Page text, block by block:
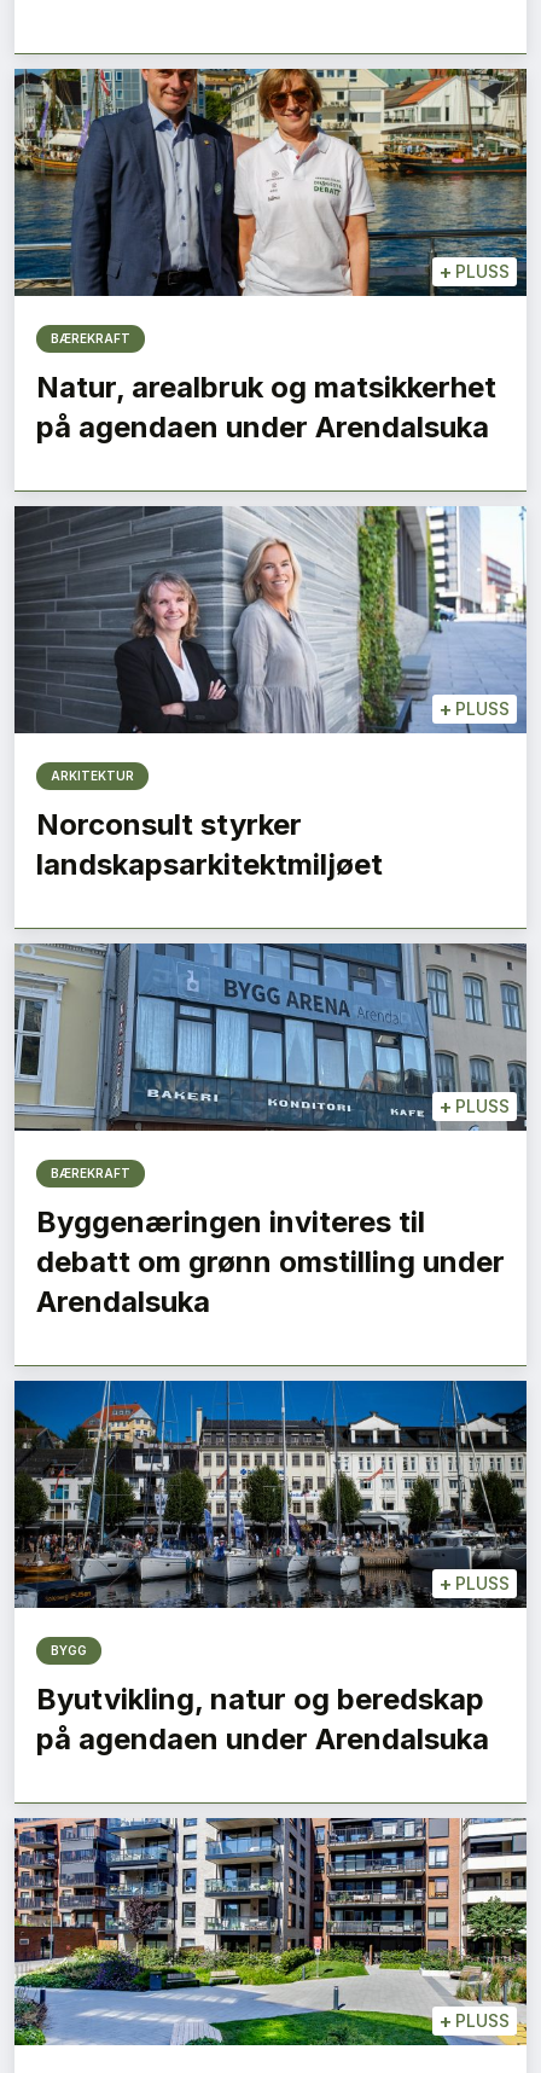
+ PLUSS
BÆREKRAFT
Natur, arealbruk og matsikkerhet
på agendaen under Arendalsuka
+ PLUSS
ARKITEKTUR
Norconsult styrker
landskapsarkitektmiljøet
+ PLUSS
BÆREKRAFT
Byggenæringen inviteres til
debatt om grønn omstilling under
Arendalsuka
+ PLUSS
BYGG
Byutvikling, natur og beredskap
på agendaen under Arendalsuka
+ PLUSS